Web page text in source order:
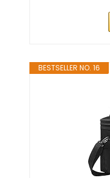
BESTSELLER NO. 16